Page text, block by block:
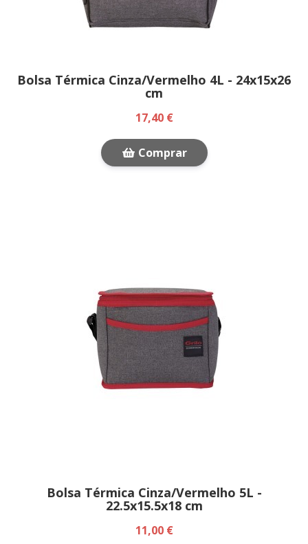
Bolsa Térmica Cinza/Vermelho 4L - 24x15x26
cm
17,40 €
Comprar
Bolsa Térmica Cinza/Vermelho 5L -
22.5x15.5x18 cm
11,00 €